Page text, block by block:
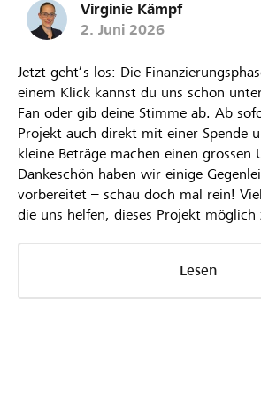
Virginie Kämpf
2. Juni 2026
Jetzt geht’s los: Die
einem Klick kannst du uns schon
Fan oder gib deine Stimme ab. Ab
Projekt auch direkt mit einer Spende
kleine Beträge machen einen grossen
Dankeschön haben wir einige
vorbereitet – schau doch mal rein!
die uns helfen, dieses Projekt möglich
Lesen